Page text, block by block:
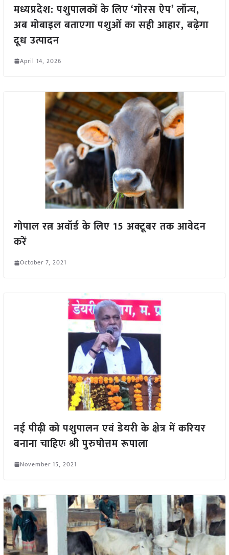
मध्यप्रदेश: पशुपालकों के लिए ‘गोरस ऐप’ लॉन्च,
अब मोबाइल बताएगा पशुओं का सही आहार, बढ़ेगा
दूध उत्पादन
April 14, 2026
गोपाल रत्न अवॉर्ड के लिए 15 अक्टूबर तक आवेदन
करें
October 7, 2021
नई पीढ़ी को पशुपालन एवं डेयरी के क्षेत्र में करियर
बनाना चाहिएः श्री पुरुषोत्तम रूपाला
November 15, 2021